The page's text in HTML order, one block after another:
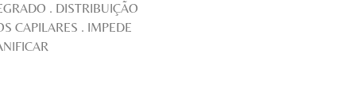
. DISTRIBUIÇÃO
CAPILARES . IMPEDE